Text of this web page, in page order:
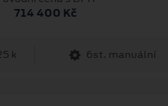
714 400 Kč
k 6st. manuální